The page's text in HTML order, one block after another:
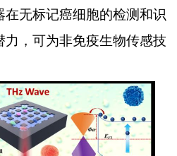
无标记癌细胞的检测和识
力，可为非免疫生物传感技